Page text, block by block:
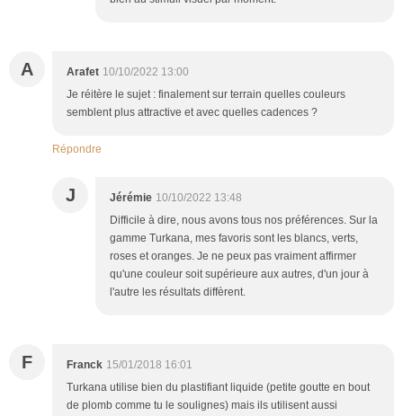
A Arafet 10/10/2022 13:00
Je réitère le sujet : finalement sur terrain quelles couleurs
semblent plus attractive et avec quelles cadences ?
Répondre
J Jérémie 10/10/2022 13:48
Difficile à dire, nous avons tous nos préférences. Sur la
gamme Turkana, mes favoris sont les blancs, verts,
roses et oranges. Je ne peux pas vraiment affirmer
qu'une couleur soit supérieure aux autres, d'un jour à
l'autre les résultats diffèrent.
F Franck 15/01/2018 16:01
Turkana utilise bien du plastifiant liquide (petite goutte en bout
de plomb comme tu le soulignes) mais ils utilisent aussi